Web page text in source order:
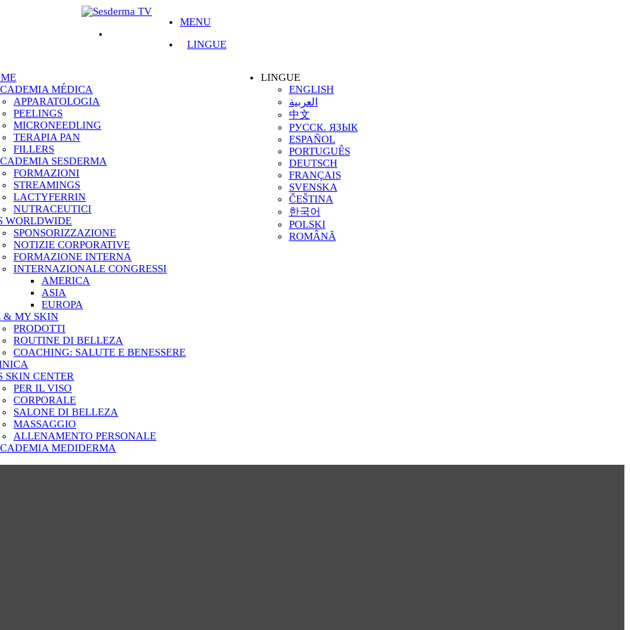
MENU
LINGUE
MÉDICA
APPARATOLOGIA
PEELINGS
MICRONEEDLING
TERAPIA PAN
FILLERS
SESDERMA
FORMAZIONI
STREAMINGS
LACTYFERRIN
NUTRACEUTICI
WORLDWIDE
SPONSORIZZAZIONE
NOTIZIE CORPORATIVE
FORMAZIONE INTERNA
INTERNAZIONALE CONGRESSI
AMERICA
ASIA
EUROPA
& MY SKIN
PRODOTTI
ROUTINE DI BELLEZA
COACHING: SALUTE E BENESSERE
SKIN CENTER
PER IL VISO
CORPORALE
SALONE DI BELLEZA
MASSAGGIO
ALLENAMENTO PERSONALE
MEDIDERMA
LINGUE
ENGLISH
العربية
中文
РУССК. ЯЗЫК
ESPAÑOL
PORTUGUÊS
DEUTSCH
FRANÇAIS
SVENSKA
ČEŠTINA
한국어
POLSKI
ROMÂNĂ